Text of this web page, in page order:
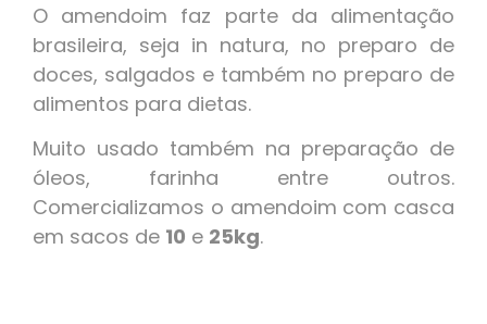
O amendoim faz parte da alimentação
brasileira, seja in natura, no preparo de
doces, salgados e também no preparo de
alimentos para dietas.
Muito usado também na preparação de
óleos, farinha entre outros.
Comercializamos o amendoim com casca
em sacos de 10 e 25kg.